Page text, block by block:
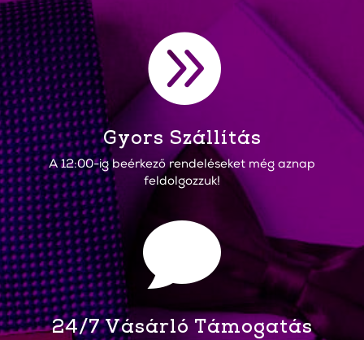

Gyors Szállítás
A 12:00-ig beérkező rendeléseket még aznap
feldolgozzuk!

24/7 Vásárló Támogatás